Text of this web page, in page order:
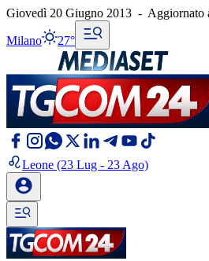
Giovedì 20 Giugno 2013 - Aggiornato
Milano 27°
Leone (23 Lug - 23 Ago)